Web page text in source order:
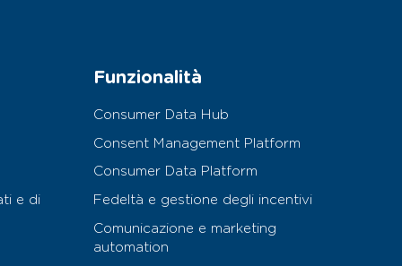
e di
Funzionalità
Consumer Data Hub
Consent Management Platform
Consumer Data Platform
Fedeltà e gestione degli incentivi
Comunicazione e marketing
automation